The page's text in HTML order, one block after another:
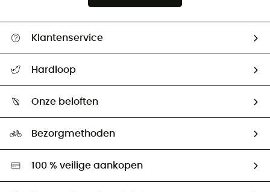
Klantenservice
Mijn zending volgen
Retourzendingen & Terugbetalingen
Hardloop
Ambassadeurs
Onze beloften
Hardgreen
Bezorgmethoden
100 % veilige aankopen